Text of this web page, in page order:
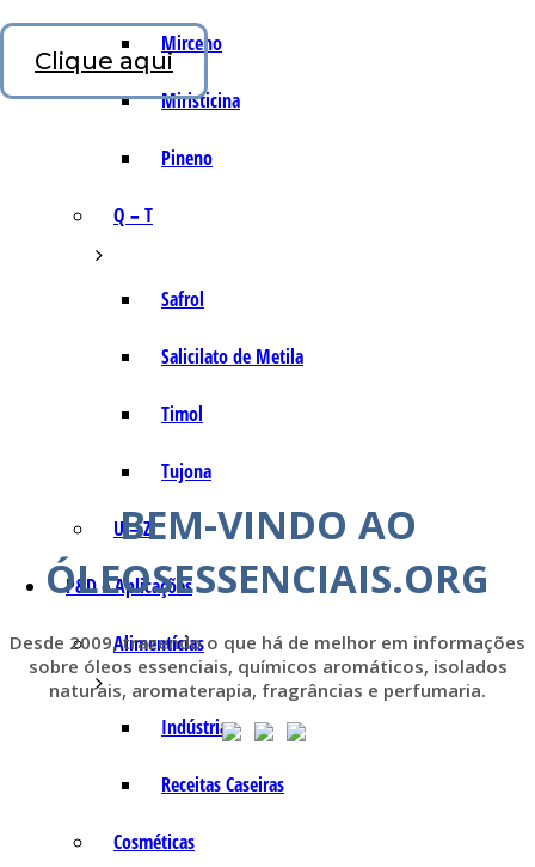
Mirceno
Miristicina
Pineno
Q – T
Safrol
Salicilato de Metila
Timol
Tujona
U – Z
P&D e Aplicações
Alimentícias
Indústria
Receitas Caseiras
Cosméticas
Clique aqui
BEM-VINDO AO
ÓLEOSESSENCIAIS.ORG
Desde 2009, trazendo o que há de melhor em informações
sobre óleos essenciais, químicos aromáticos, isolados
naturais, aromaterapia, fragrâncias e perfumaria.